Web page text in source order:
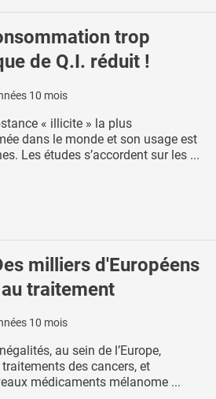
trop
de Q.I. réduit !
10 mois
« illicite » la plus
dans le monde et son usage est
Les études s’accordent sur les ...
milliers d'Européens
traitement
10 mois
au sein de l’Europe,
des cancers, et
médicaments mélanome ...